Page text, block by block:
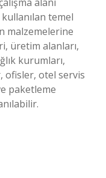
temel
malzemelerine
üretim alanları,
kurumları,
ofisler, otel servis
paketleme